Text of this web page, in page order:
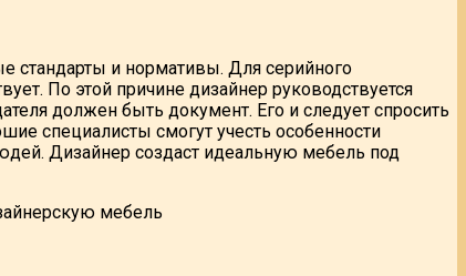
стандарты и нормативы. Для серийного
По этой причине дизайнер руководствуется
должен быть документ. Его и следует спросить
специалисты смогут учесть особенности
Дизайнер создаст идеальную мебель под